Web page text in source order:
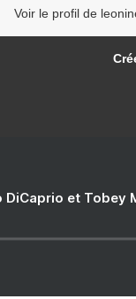
Voir le profil de
DiCaprio et Tobey